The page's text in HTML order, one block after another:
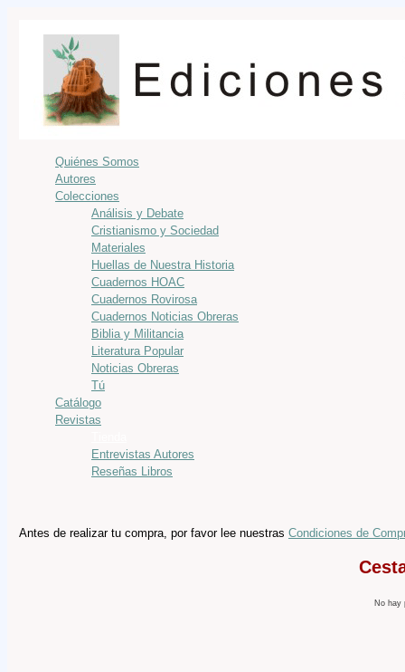
Quiénes Somos
Autores
Colecciones
Análisis y Debate
Cristianismo y Sociedad
Materiales
Huellas de Nuestra Historia
Cuadernos HOAC
Cuadernos Rovirosa
Cuadernos Noticias Obreras
Biblia y Militancia
Literatura Popular
Noticias Obreras
Tú
Catálogo
Revistas
Entrevistas Autores
Reseñas Libros
Antes de realizar tu compra, por favor lee nuestras Condiciones de
No hay